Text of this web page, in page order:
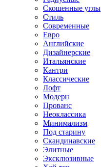
Скошенные углы
Стиль
Современные
Евро
Английские
Дизайнерские
Итальянские
Кантри
Классические
Лофт
Модерн
Прованс
Неоклассика
Минимализм
Под старину
Скандинавские
Элитные
Эксклюзивные